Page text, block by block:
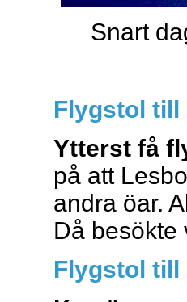
Snart
Flygstol till
Ytterst få
på att
andra öar.
Då besökte
Flygstol till